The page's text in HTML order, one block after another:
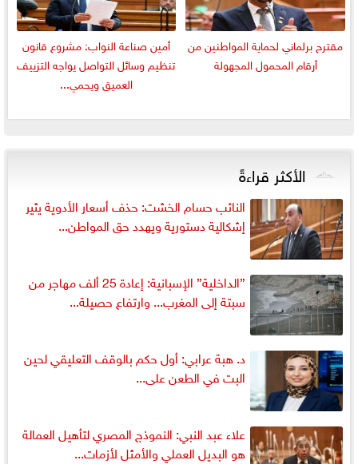
مقترح برلماني لحماية المواطنين من
أرقام المحمول المجهولة
أمين صناعة النواب: مشروع قانون
تنظيم وسائل التواصل يواجه التزييف
العميق ويحمي...
الأكثر قراءةً
النائب حسام الخشت: حذف أسعار الأدوية يثير
إشكالية دستورية ويهدد حق المواطن...
”الداخلية” الإسبانية: إعادة 25 ألف مهاجر من
سبتة إلى المغرب... وارتفاع حصيلة...
د. هبة عرابي: أول حكم بالوقف التعليقي لحين
البت في الطعن على...
علاء عبد النبي: النموذج المصري لتأهيل العمالة
هو البديل العملي والأمثل لأزمات...